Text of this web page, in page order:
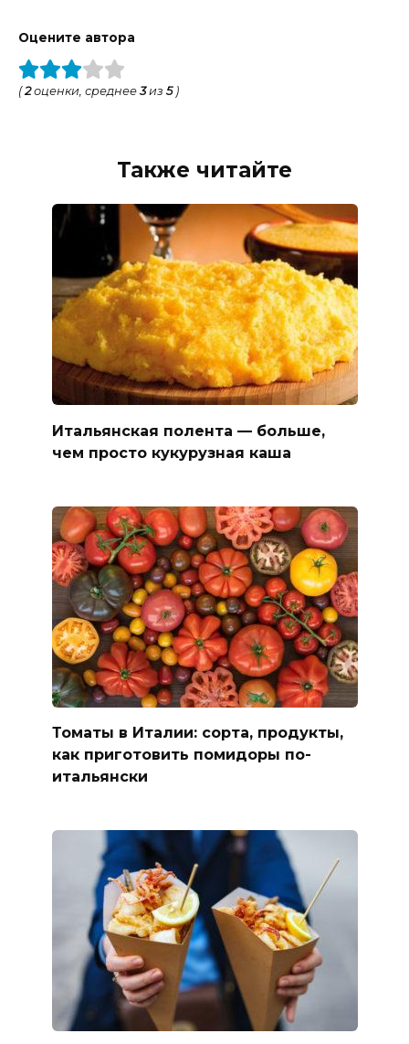
Оцените автора
(2оценки, среднее3из 5)
Также читайте
Итальянская полента — больше,
чем просто кукурузная каша
Томаты в Италии: сорта, продукты,
как приготовить помидоры по-
итальянски